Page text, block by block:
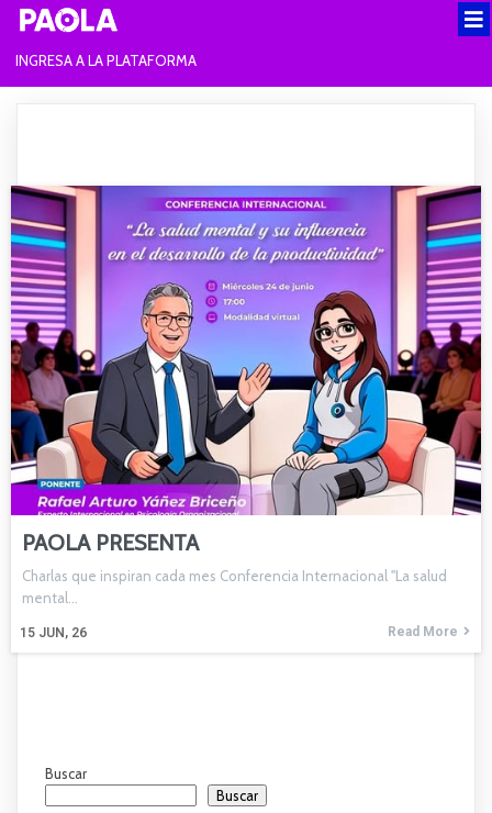
INGRESA A LA PLATAFORMA
PAOLA PRESENTA
15 JUN, 26
Charlas que inspiran cada mes Conferencia Internacional "La salud
mental…
Read More
Buscar
Buscar